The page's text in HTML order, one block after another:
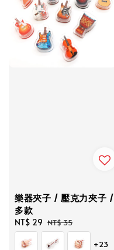
樂器夾子 / 壓克力夾子 /
多款
Sale
price
NT$ 29 Regular
price
NT$ 35
+23